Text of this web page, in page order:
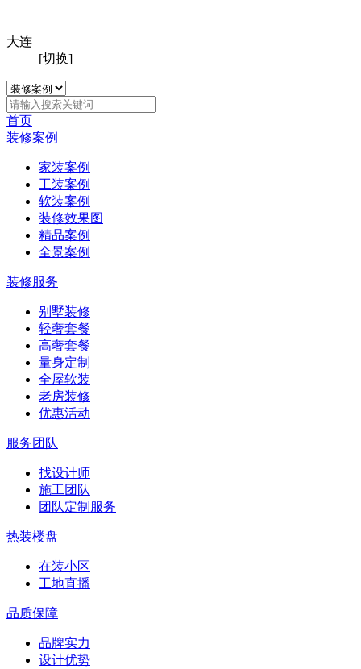
大连
[切换]
首页
装修案例
家装案例
工装案例
软装案例
装修效果图
精品案例
全景案例
装修服务
别墅装修
轻奢套餐
高奢套餐
量身定制
全屋软装
老房装修
优惠活动
服务团队
找设计师
施工团队
团队定制服务
热装楼盘
在装小区
工地直播
品质保障
品牌实力
设计优势